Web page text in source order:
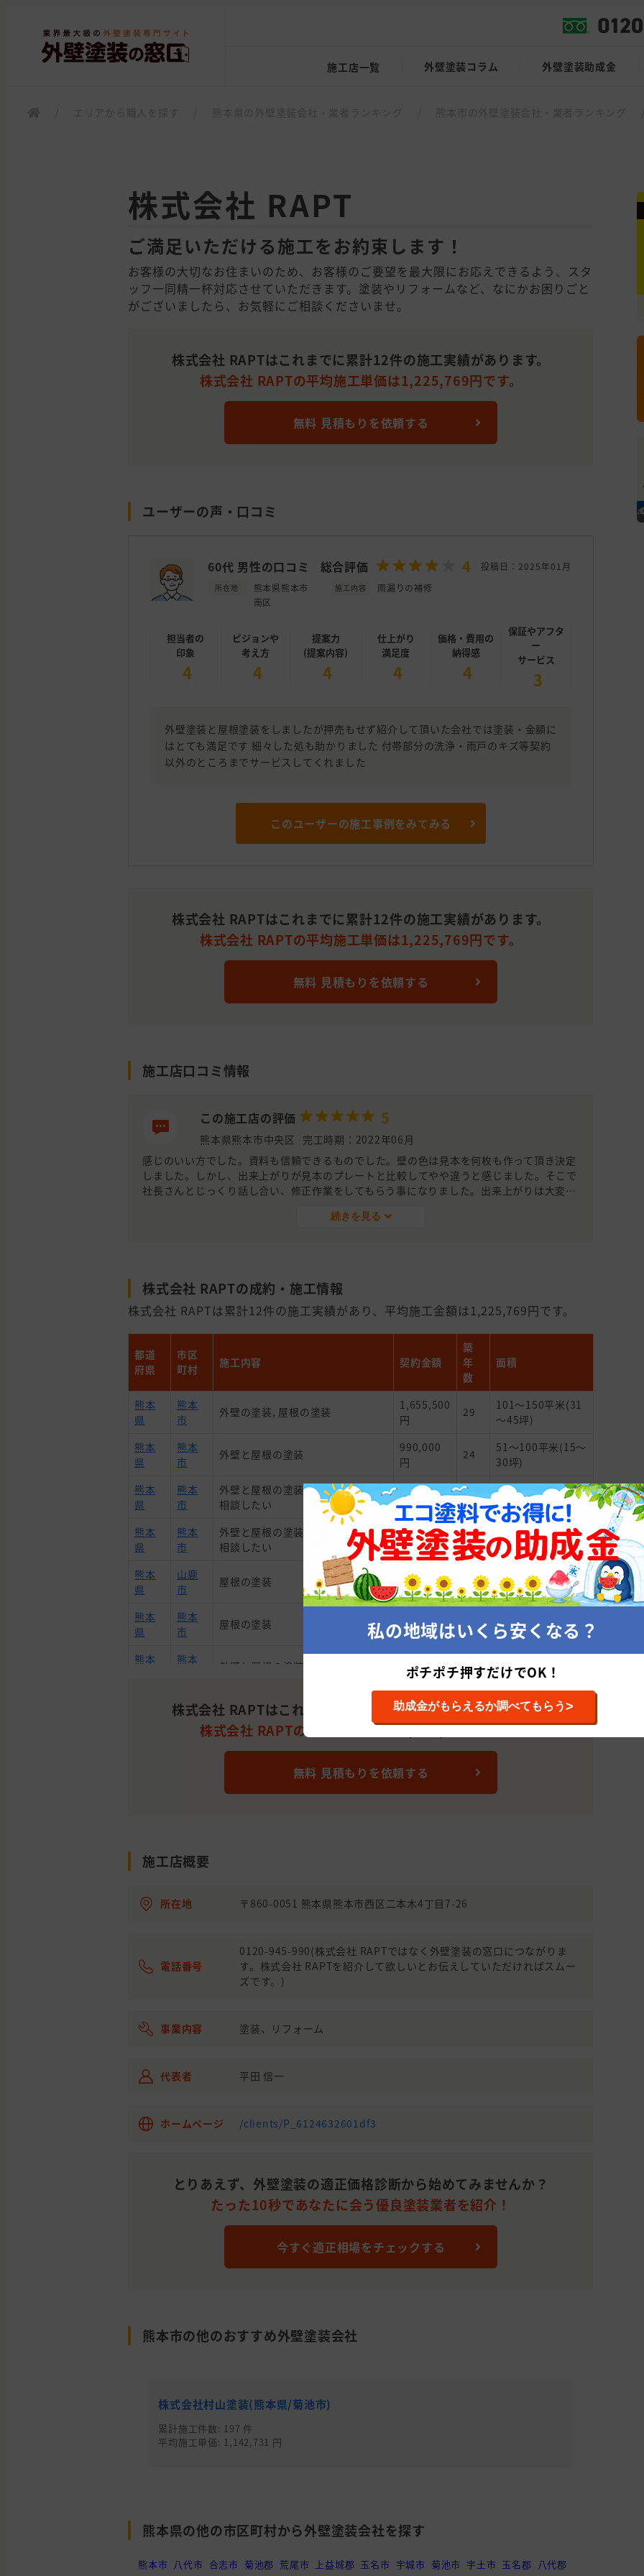
施工店一覧 外壁塗装コラム 外壁塗装助成金
株式会社 RAPT
ご満足いただける施工をお約束します！
お客様の大切なお住まいのため、お客様のご要望を最大限にお応えできるよう、スタ
ッフ一同精一杯対応させていただきます。塗装やリフォームなど、なにかお困りごと
がございましたら、お気軽にご相談くださいませ。
株式会社 RAPTはこれまでに累計12件の施工実績があります。
株式会社 RAPTの平均施工単価は1,225,769円です。
無料 見積もりを依頼する
ユーザーの声・口コミ
60代 男性の口コミ 総合評価 4 投稿日：2025年01月
所在地
熊本県熊本市
南区
施工内容 雨漏りの補修
担当者の
印象
4
ビジョンや
考え方
4
提案力
(提案内容)
4
仕上がり
満足度
4
価格・費用の
納得感
4
保証やアフタ
ー
サービス
3
外壁塗装と屋根塗装をしましたが押売もせず紹介して頂いた会社では塗装・金額に
はとても満足です 細々した処も助かりました 付帯部分の洗浄・雨戸のキズ等契約
以外のところまでサービスしてくれました
このユーザーの施工事例をみてみる
株式会社 RAPTはこれまでに累計12件の施工実績があります。
株式会社 RAPTの平均施工単価は1,225,769円です。
無料 見積もりを依頼する
施工店口コミ情報
この施工店の評価 5
熊本県熊本市中央区
完工時期：2022年06月
感じのいい方でした。資料も信頼できるものでした。壁の色は見本を何枚も作って頂き決定
しました。しかし、出来上がりが見本のプレートと比較してやや違うと感じました。そこで
社長さんとじっくり話し合い、修正作業をしてもらう事になりました。出来上がりは大変満
続きを見る
株式会社 RAPTの成約・施工情報
株式会社 RAPTは累計12件の施工実績があり、平均施工金額は1,225,769円です。
都道
府県
市区
町村
施工内容 契約金額
築
年
数
面積
熊本
県
熊本
市
外壁の塗装, 屋根の塗装
1,655,500
円
29
101～150平米(31
～45坪)
熊本
県
熊本
市
外壁と屋根の塗装
990,000
円
24
51～100平米(15～
30坪)
熊本
県
熊本
市
外壁と屋根の塗装, わからないので
相談したい
1,400,000
円
20
101～150平米(31
～45坪)
熊本
県
熊本
市
外壁と屋根の塗装, わからないので
相談したい
4,455,000
円
34
51～100平米(15～
30坪)
熊本
県
山鹿
市
屋根の塗装
110,000
円
50
101～150平米(31
～45坪)
熊本
県
熊本
市
屋根の塗装
円
35
～45坪)
熊本
熊本
外壁と屋根の塗装
円
20
～60坪)
上益
城郡
外壁と屋根の塗装
1,300,000
30
151～200平米(46
外壁の塗装 28
外壁と屋根の塗装 20
熊本
熊本
株式会社 RAPTはこれまでに累計12件の施工実績があります。
株式会社 RAPTの平均施工単価は1,225,769円です。
無料 見積もりを依頼する
施工店概要
所在地 〒860-0051 熊本県熊本市西区二本木4丁目7-26
電話番号
0120-945-990(株式会社 RAPTではなく外壁塗装の窓口につながりま
す。株式会社 RAPTを紹介して欲しいとお伝えしていただければスムー
ズです。)
事業内容 塗装、リフォーム
代表者 平田 信一
ホームページ /clients/P_6124632601df3
とりあえず、外壁塗装の適正価格診断から始めてみませんか？
たった10秒であなたに会う優良塗装業者を紹介！
今すぐ適正相場をチェックする
熊本市の他のおすすめ外壁塗装会社
株式会社村山塗装(熊本県/菊池市)
累計施工件数: 197 件
平均施工単価: 1,142,731 円
熊本県の他の市区町村から外壁塗装会社を探す
熊本市 八代市 合志市 菊池郡 荒尾市 上益城郡 玉名市 宇城市 菊池市 宇土市 玉名郡 八代郡
私の地域はいくら安くなる？
ポチポチ押すだけでOK！
助成金がもらえるか調べてもらう>